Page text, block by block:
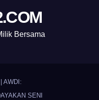
Bersama
| AWDI:
SENI